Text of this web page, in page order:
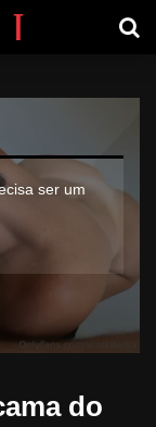
ser um
do